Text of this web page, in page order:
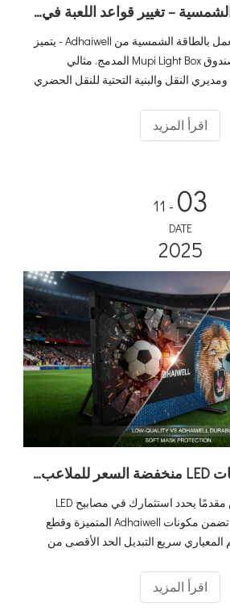
ملاجئ الحافلات الشمسية – تغيير قواعد اللعبة في مجال النقل الحضري
مأوى الحافلات الذي يعمل بالطاقة الشمسية من Adhaiwell - يتميز
بتصميم بسيط خالد وصندوق Mupi Light Box المدمج. مثالي
النقل والبنية التحتية للنقل الحضري
اقرأ المزيد
03
- 11
DATE
2025
لماذا تكلفك شاشات LED منخفضة السعر للملاعب أكثر: ميزة قيمة Adhaiwell
لا تدع السعر المنخفض مقدمًا يحدد استثمارك في مصابيح LED
للملعب. اكتشف كيف تضمن مكونات Adhaiwell المتميزة وقطع
المعياري سريع التبديل الحد الأقصى من
الراعية وتجربة ما بعد البيع خالية من القلق
بك.
اقرأ المزيد